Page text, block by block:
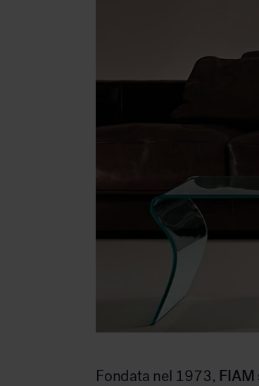
MillerKnoll
Fondata nel 1973, FIAM